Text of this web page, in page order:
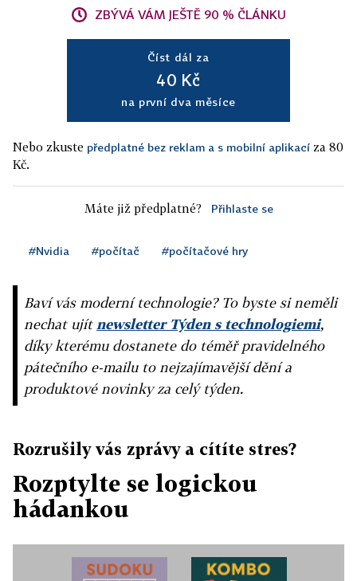
ZBÝVÁ VÁM JEŠTĚ 90 % ČLÁNKU
Číst dál za
40 Kč
na první dva měsíce
Nebo zkuste předplatné bez reklam a s mobilní aplikací za 80
Kč.
Máte již předplatné? Přihlaste se
#Nvidia #počítač #počítačové hry
Baví vás moderní technologie? To byste si neměli
nechat ujít newsletter Týden s technologiemi,
díky kterému dostanete do téměř pravidelného
pátečního e-mailu to nejzajímavější dění a
produktové novinky za celý týden.
Rozrušily vás zprávy a cítíte stres?
Rozptylte se logickou
hádankou